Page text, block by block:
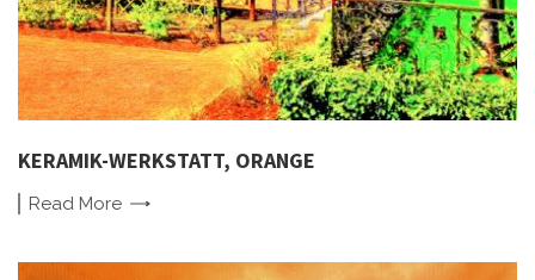
KERAMIK-WERKSTATT, ORANGE
Read More